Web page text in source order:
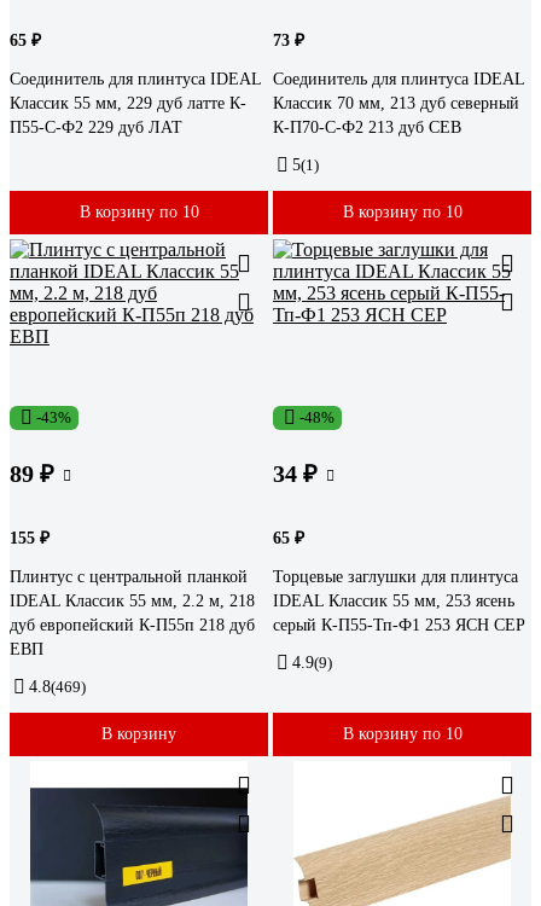
65 ₽
Соединитель для плинтуса IDEAL
Классик 55 мм, 229 дуб латте К-
П55-С-Ф2 229 дуб ЛАТ
В корзину по 10
73 ₽
Соединитель для плинтуса IDEAL
Классик 70 мм, 213 дуб северный
К-П70-С-Ф2 213 дуб СЕВ
5(1)
В корзину по 10
-43%
89 ₽
155 ₽
Плинтус с центральной планкой
IDEAL Классик 55 мм, 2.2 м, 218
дуб европейский К-П55п 218 дуб
ЕВП
4.8(469)
В корзину
-48%
34 ₽
65 ₽
Торцевые заглушки для плинтуса
IDEAL Классик 55 мм, 253 ясень
серый К-П55-Тп-Ф1 253 ЯСН СЕР
4.9(9)
В корзину по 10